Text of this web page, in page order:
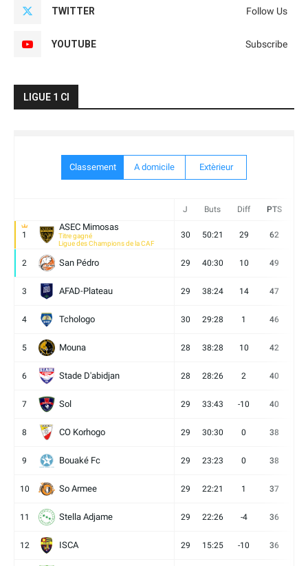
TWITTER Follow Us
YOUTUBE Subscribe
LIGUE 1 CI
Classement A domicile Extèrieur
J Buts Diff PTS
1
ASEC Mimosas
Titre gagné
Ligue des Champions de la CAF
30 50:21 29 62
2 San Pédro 29 40:30 10 49
3 AFAD-Plateau 29 38:24 14 47
4 Tchologo 30 29:28 1 46
5 Mouna 28 38:28 10 42
6 Stade D'abidjan 28 28:26 2 40
7 Sol 29 33:43 -10 40
8 CO Korhogo 29 30:30 0 38
9 Bouaké Fc 29 23:23 0 38
10 So Armee 29 22:21 1 37
11 Stella Adjame 29 22:26 -4 36
12 ISCA 29 15:25 -10 36